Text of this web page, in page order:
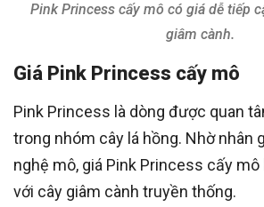
Pink Princess cấy mô có giá dễ tiếp
giâm cành.
Giá Pink Princess cấy mô
Pink Princess là dòng được quan
trong nhóm cây lá hồng. Nhờ nhân
nghệ mô, giá Pink Princess cấy
với cây giâm cành truyền thống.